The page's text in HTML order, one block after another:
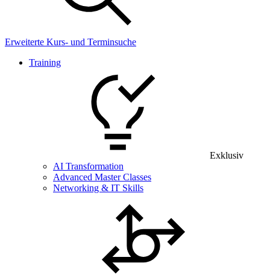
Erweiterte Kurs- und Terminsuche
Training
Exklusiv
AI Transformation
Advanced Master Classes
Networking & IT Skills